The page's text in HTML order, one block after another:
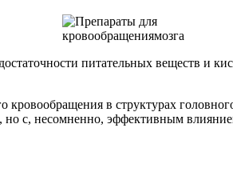
питательных веществ и
кровообращения в структурах
с, несомненно, эффективным